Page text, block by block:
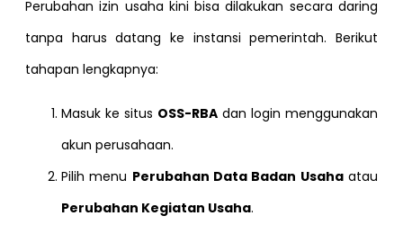
Perubahan izin usaha kini bisa dilakukan secara daring
tanpa harus datang ke instansi pemerintah. Berikut
tahapan lengkapnya:
Masuk ke situs OSS-RBA dan login menggunakan
akun perusahaan.
Pilih menu Perubahan Data Badan Usahaatau
Perubahan Kegiatan Usaha.